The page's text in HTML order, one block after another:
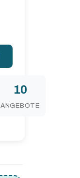
10
ANGEBOTE